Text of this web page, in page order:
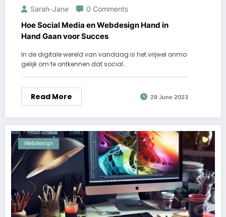
Sarah-Jane 0 Comments
Hoe Social Media en Webdesign Hand in
Hand Gaan voor Succes
In de digitale wereld van vandaag is het vrijwel onmo
gelijk om te ontkennen dat social…
Read More 29 June 2023
Webdesign